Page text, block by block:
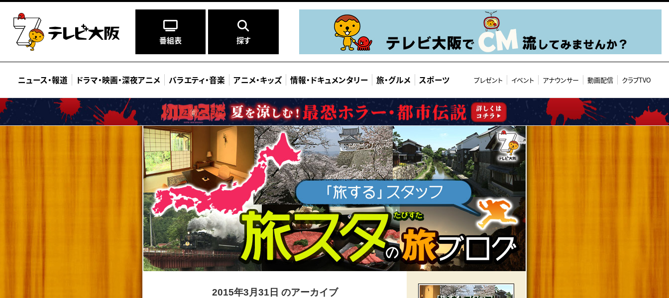
番組表 探す
ニュース・報道 ドラマ・映画・深夜アニメ バラエティ・音楽 アニメ・キッズ 情報・ ドキュメンタリー 旅・グルメ スポーツ プレゼント イベント アナウンサー 動画配信 クラブTVO
2015年3月31日 のアーカイブ